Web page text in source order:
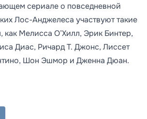
сериале о повседневной
Лос-Анджелеса участвуют такие
как Мелисса О’Хилл, Эрик Бинтер,
Диас, Ричард Т. Джонс, Лиссет
Шон Эшмор и Дженна Дюан.